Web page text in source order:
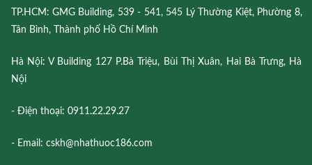
TP.HCM: GMG Building, 539 - 541, 545 Lý Thường Kiệt, Phường 8,
Tân Bình, Thành phố Hồ Chí Minh
Hà Nội: V Building 127 P.Bà Triệu, Bùi Thị Xuân, Hai Bà Trưng, Hà
Nội
- Điện thoại: 0911.22.29.27
- Email: cskh@nhathuoc186.com